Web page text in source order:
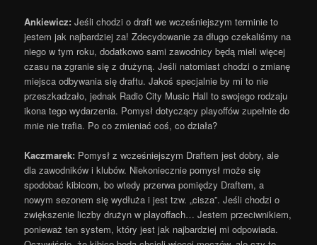
Ankiewicz:Jeśli chodzi o draft we wcześniejszym terminie to
jestem jak najbardziej za! Zdecydowanie za długo czekaliśmy na
niego w tym roku, dodatkowo sami zawodnicy będą mieli więcej
czasu na zgranie się z drużyną. Jeśli natomiast chodzi o zmianę
miejsca odbywania się draftu. Jakoś specjalnie by mi to nie
przeszkadzało, jednak Radio City Music Hall to swojego rodzaju
ikona tego wydarzenia. Pomysł dotyczący playoffów zupełnie do
mnie nie trafia. Po co zmieniać coś, co działa?
Kaczmarek: Pomysł z wcześniejszym Draftem jest dobry, ale
dla zawodników i klubów. Niekoniecznie pomysł może się
spodobać kibicom, bo wtedy przerwa pomiędzy Draftem, a
nowym sezonem się wydłuża i jest tzw. „cisza”. Jeśli chodzi o
zwiększenie liczby drużyn w playoffach… Jestem przeciwnikiem,
ponieważ ten system, który jest jak najbardziej mi odpowiada.